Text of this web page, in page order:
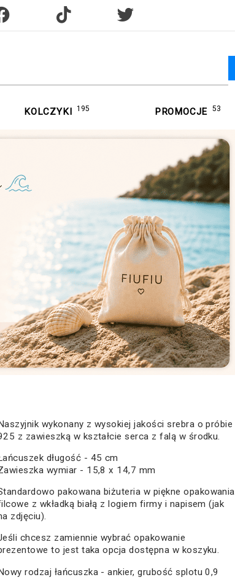
KOLCZYKI 195 PROMOCJE 53
wykonany z wysokiej jakości srebra o próbie
z zawieszką w kształcie serca z falą w środku.
długość - 45 cm
wymiar - 15,8 x 14,7 mm
pakowana biżuteria w piękne opakowania
z wkładką białą z logiem firmy i napisem (jak
zdjęciu).
chcesz zamiennie wybrać opakowanie
to jest taka opcja dostępna w koszyku.
rodzaj łańcuszka - ankier, grubość splotu 0,9